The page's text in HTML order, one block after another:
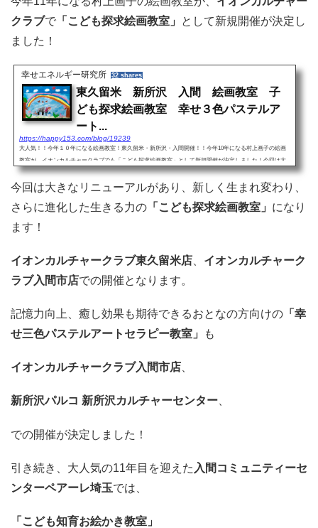
クラブで 「こども探求絵画教室」
として新規開催が決定し
ました！
幸せエネルギー研究所 32 shares
東久留米 新所沢 入間 絵画教室 子
ども探求絵画教室 幸せ３色パステルア
ート...
https://happy153.com/blog/19239
大人気！！今年１０年になる絵画教室！東久留米・新所沢・入間開催！！今年10年になる村上画子の絵画
教室が、イオンカルチャークラブでも「こども探求絵画教室」として新規開催が決定しました！今回は大
きなリニューアルがあり、新しく生まれ変わり、さらに進化した...
今回は大きなリニューアルがあり、新しく生まれ変わり、
さらに進化した生きる力の 「こども探求絵画教室」 になり
ます！
イオンカルチャークラブ東久留米店
イオンカルチャーク
ラブ入間市店での開催となります。
記憶力向上、癒し効果も期待できるおとなの方向けの 「幸
せ三色パステルアートセラピー教室」
も
イオンカルチャークラブ入間市店
新所沢パルコ 新所沢カルチャーセンター、
での開催が決定しました！
引き続き、大人気の11年目を迎えた 入間コミュニティーセ
ンターペアーレ埼玉では、
「こども知育お絵かき教室」